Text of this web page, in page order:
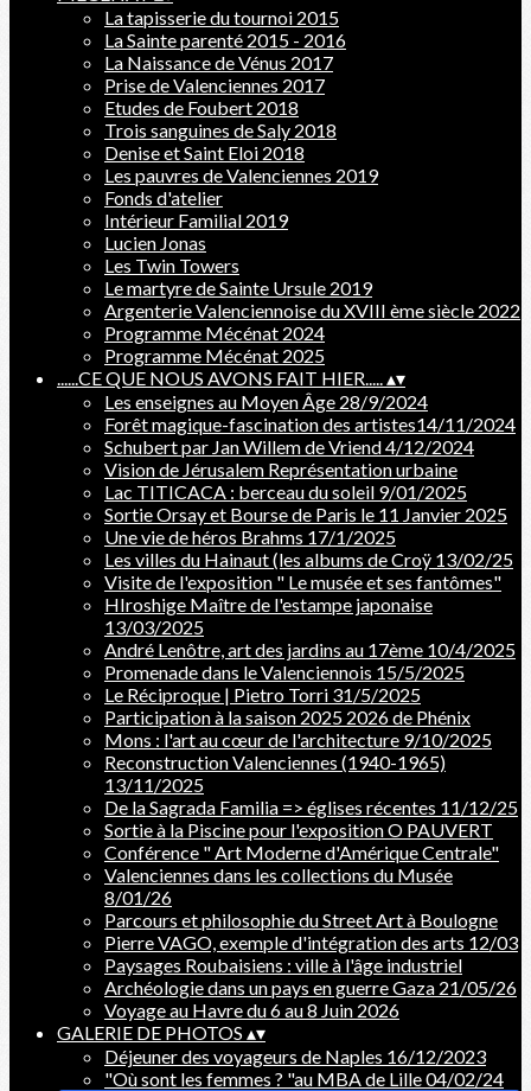
La tapisserie du tournoi 2015
La Sainte parenté 2015 - 2016
La Naissance de Vénus 2017
Prise de Valenciennes 2017
Etudes de Foubert 2018
Trois sanguines de Saly 2018
Denise et Saint Eloi 2018
Les pauvres de Valenciennes 2019
Fonds d'atelier
Intérieur Familial 2019
Lucien Jonas
Les Twin Towers
Le martyre de Sainte Ursule 2019
Argenterie Valenciennoise du XVIII ème siècle 2022
Programme Mécénat 2024
Programme Mécénat 2025
......CE QUE NOUS AVONS FAIT HIER.....▴▾
Les enseignes au Moyen Âge 28/9/2024
Forêt magique-fascination des artistes14/11/2024
Schubert par Jan Willem de Vriend 4/12/2024
Vision de Jérusalem Représentation urbaine
Lac TITICACA : berceau du soleil 9/01/2025
Sortie Orsay et Bourse de Paris le 11 Janvier 2025
Une vie de héros Brahms 17/1/2025
Les villes du Hainaut (les albums de Croÿ 13/02/25
Visite de l'exposition " Le musée et ses fantômes"
HIroshige Maître de l'estampe japonaise
13/03/2025
André Lenôtre, art des jardins au 17ème 10/4/2025
Promenade dans le Valenciennois 15/5/2025
Le Réciproque | Pietro Torri 31/5/2025
Participation à la saison 2025 2026 de Phénix
Mons : l'art au cœur de l'architecture 9/10/2025
Reconstruction Valenciennes (1940-1965)
13/11/2025
De la Sagrada Familia => églises récentes 11/12/25
Sortie à la Piscine pour l'exposition O PAUVERT
Conférence " Art Moderne d'Amérique Centrale"
Valenciennes dans les collections du Musée
8/01/26
Parcours et philosophie du Street Art à Boulogne
Pierre VAGO, exemple d'intégration des arts 12/03
Paysages Roubaisiens : ville à l'âge industriel
Archéologie dans un pays en guerre Gaza 21/05/26
Voyage au Havre du 6 au 8 Juin 2026
GALERIE DE PHOTOS ▴▾
Déjeuner des voyageurs de Naples 16/12/2023
"Où sont les femmes ? "au MBA de Lille 04/02/24